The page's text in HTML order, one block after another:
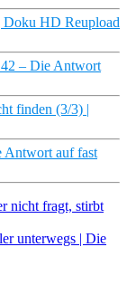
Doku HD Reupload
42 – Die Antwort
finden (3/3) |
Antwort auf fast
nicht fragt, stirbt
unterwegs | Die